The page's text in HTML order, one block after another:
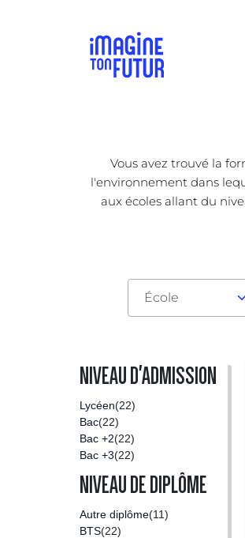
Vous avez trouvé la
l'environnement dans
aux écoles allant du
École
NIVEAU D'ADMISSION
Lycéen(22)
Bac(22)
Bac +2(22)
Bac +3(22)
NIVEAU DE DIPLÔME
Autre diplôme(11)
BTS(22)